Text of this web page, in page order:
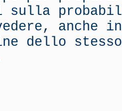
sulla
anche
dello